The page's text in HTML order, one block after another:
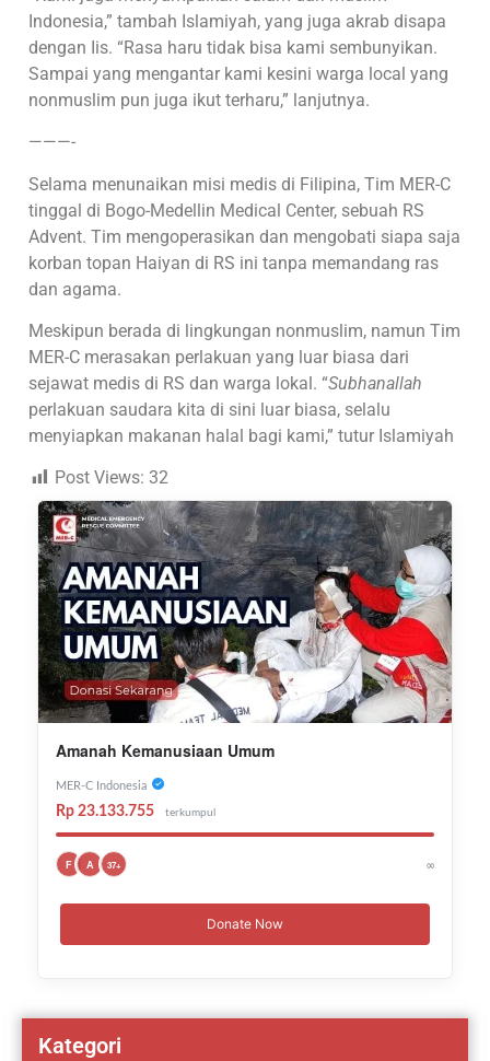
Kategori
Indonesia,” tambah Islamiyah, yang juga akrab disapa
dengan Iis. “Rasa haru tidak bisa kami sembunyikan.
Sampai yang mengantar kami kesini warga local yang
nonmuslim pun juga ikut terharu,” lanjutnya.
———-
Selama menunaikan misi medis di Filipina, Tim MER-C
tinggal di Bogo-Medellin Medical Center, sebuah RS
Advent. Tim mengoperasikan dan mengobati siapa saja
korban topan Haiyan di RS ini tanpa memandang ras
dan agama.
Meskipun berada di lingkungan nonmuslim, namun Tim
MER-C merasakan perlakuan yang luar biasa dari
sejawat medis di RS dan warga lokal. “Subhanallah
perlakuan saudara kita di sini luar biasa, selalu
menyiapkan makanan halal bagi kami,” tutur Islamiyah
Post Views: 32
Amanah Kemanusiaan Umum
MER-C Indonesia
Rp 23.133.755 terkumpul
F A 37+ ∞
Donate Now